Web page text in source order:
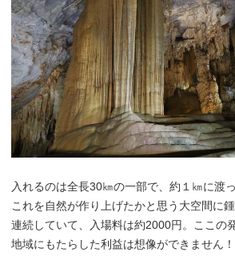
入れるのは全長30㎞の一部で、約１㎞に渡
これを自然が作り上げたかと思う大空間に
連続していて、入場料は約2000円。ここの
地域にもたらした利益は想像ができません！